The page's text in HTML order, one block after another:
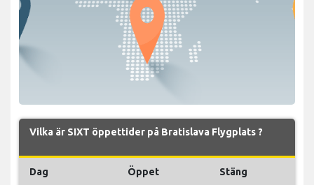
Vilka är SIXT öppettider på Bratislava Flygplats ?
Dag Öppet Stäng